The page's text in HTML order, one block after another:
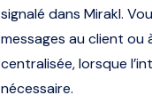
signalé dans Mirakl.
messages au client ou
centralisée, lorsque
nécessaire.